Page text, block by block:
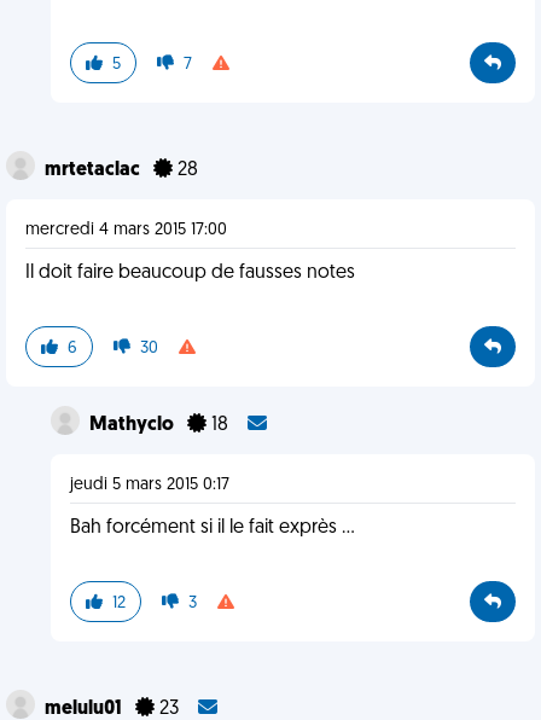
5 7
mrtetaclac 28
mercredi 4 mars 2015 17:00
Il doit faire beaucoup de fausses notes
6 30
Mathyclo 18
jeudi 5 mars 2015 0:17
Bah forcément si il le fait exprès ...
12 3
melulu01 23